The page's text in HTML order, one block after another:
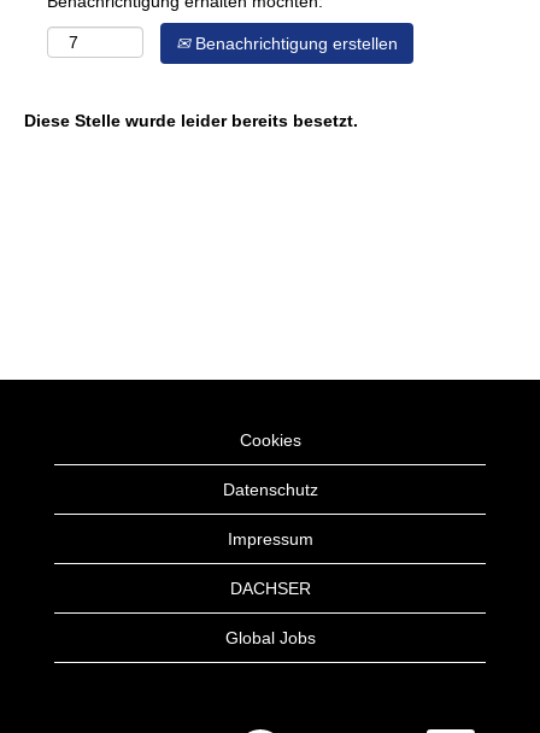
Benachrichtigung erstellen
Diese Stelle wurde leider bereits besetzt.
Cookies
Datenschutz
Impressum
DACHSER
Global Jobs